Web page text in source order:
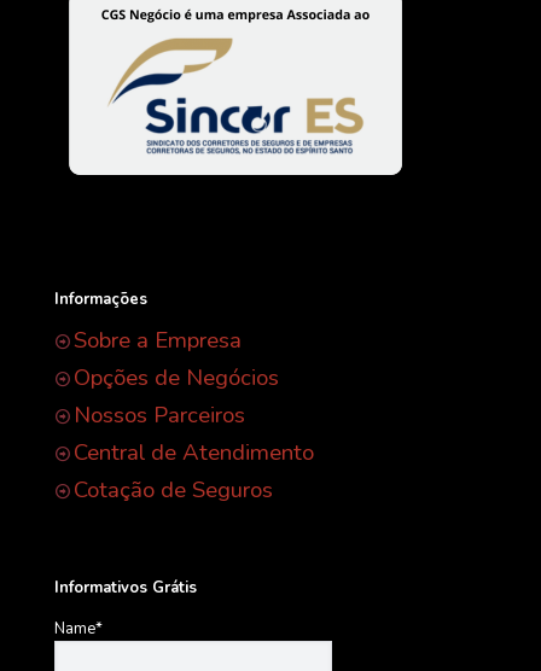
Informações
Sobre a Empresa
Opções de Negócios
Nossos Parceiros
Central de Atendimento
Cotação de Seguros
Informativos Grátis
Name*